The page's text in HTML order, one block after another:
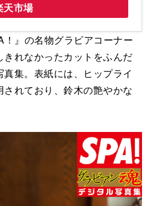
天市場
』の名物グラビアコーナー
きれなかったカットをふんだ
集。表紙には、ヒップライ
れており、鈴木の艶やかな